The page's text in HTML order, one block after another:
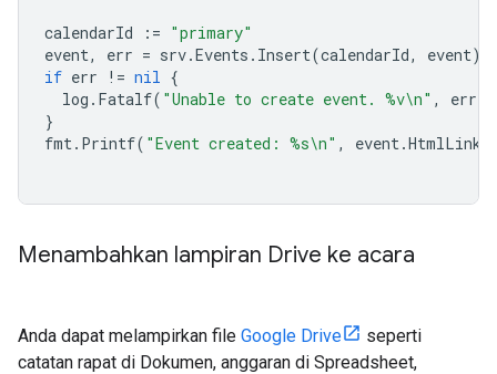
calendarId := "primary"
event, err = srv.Events . Insert(calendarId, event).
if err != nil {
log . Fatalf( "Unable to create event. %v\n" , err
}
fmt. Printf( "Event created: %s\n" , event.HtmlLink
Menambahkan lampiran Drive ke acara
Anda dapat melampirkan file Google Drive
seperti
catatan rapat di Dokumen, anggaran di Spreadsheet,